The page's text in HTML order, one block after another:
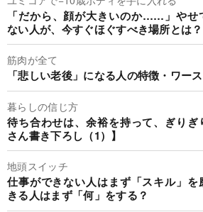
「だから、顔が大きいのか……」やせ
ない人が、今すぐほぐすべき場所とは？
筋肉が全て
「悲しい老後」になる人の特徴・ワー
暮らしの信じ方
待ち合わせは、余裕を持って、ぎり
さん書き下ろし（1）】
地頭スイッチ
仕事ができない人はまず「スキル」
きる人はまず「何」をする？